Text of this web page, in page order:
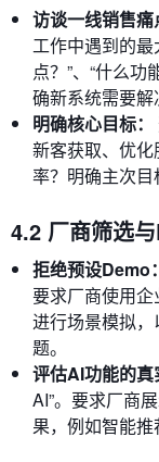
访谈一线销售痛
工作中遇到的
点？”、“什么
确新系统需要解
明确核心目标：
新客获取、优
率？明确主次目
4.2 厂商筛选
拒绝预设Demo：
要求厂商使用
进行场景模拟
题。
评估AI功能的真
AI”。要求厂商
果，例如智能推